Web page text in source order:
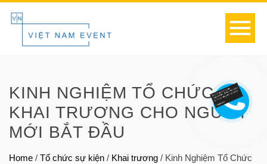
KINH NGHIỆM TỔ CHỨC
KHAI TRƯƠNG CHO NGƯỜI
MỚI BẮT ĐẦU
Home / Tổ chức sự kiện / Khai trương / Kinh Nghiệm Tổ Chức